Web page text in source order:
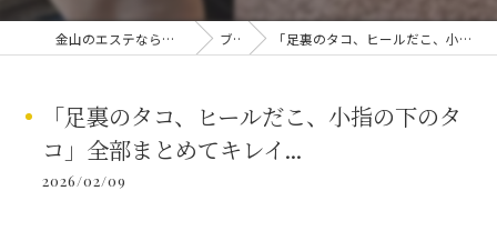
金山のエステなら足の角質ケア専門店 Orion ブログ 「足裏のタコ、ヒールだこ、小指の下のタコ」全部まとめてキレイ...
「足裏のタコ、ヒールだこ、小指の下のタ
コ」全部まとめてキレイ...
2026/02/09